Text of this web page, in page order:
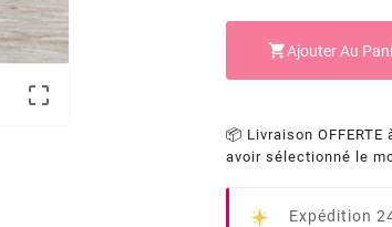

Ajouter Au
📦 Livraison
avoir sélectionné le
Expédition